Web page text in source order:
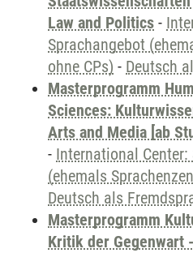
Law and Politics -
Sprachangebot
ohne CPs) - Deutsch
Masterprogramm
Sciences:
Arts and Media [ab
- International Center:
(ehemals
Deutsch als
Masterprogramm
Kritik der Gegenwart